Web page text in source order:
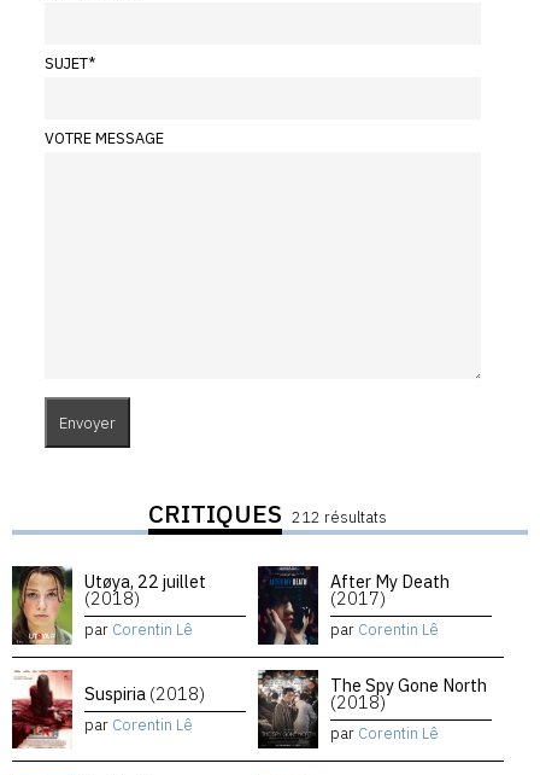
SUJET*
VOTRE MESSAGE
CRITIQUES 212 résultats
Utøya, 22 juillet
(2018)
par Corentin Lê
After My Death
(2017)
par Corentin Lê
Suspiria (2018)
par Corentin Lê
The Spy Gone North
(2018)
par Corentin Lê